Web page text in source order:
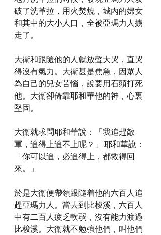
破了洗革拉，用火焚燒，城內的婦女
和其中的大小人口，全被亞瑪力人擄
走了。
大衛和跟隨他的人就放聲大哭，直哭
得沒有氣力。大衛甚是焦急，因眾人
為自己的兒女苦惱，說要用石頭打死
他。大衛卻倚靠耶和華他的神，心裏
堅固。
大衛就求問耶和華說：「我追趕敵
軍，追得上追不上呢？」 耶和華說：
「你可以追，必追得上，都救得回
來。」
於是大衛便帶領跟隨着他的六百人追
趕亞瑪力人。當去到比梭溪，六百人
中有二百人疲乏軟弱，沒有能力渡過
比梭溪。大衛就不勉強他們，叫他們